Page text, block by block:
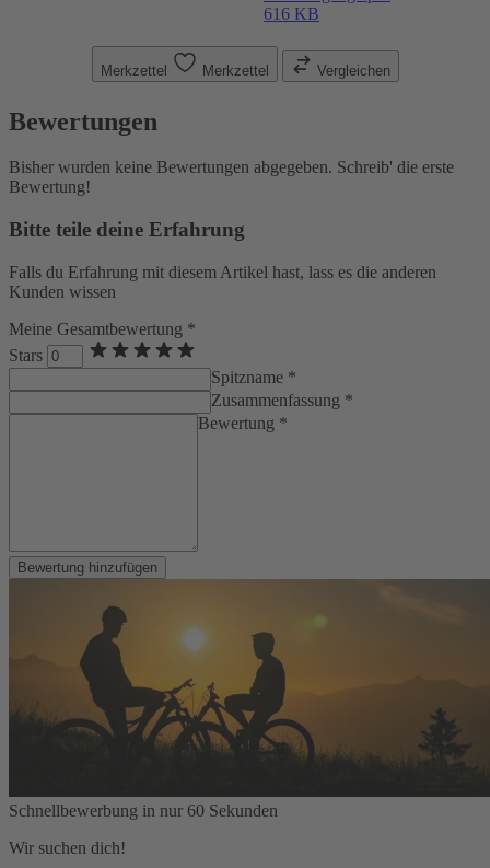
616 KB
Merkzettel Merkzettel Vergleichen
Bewertungen
Bisher wurden keine Bewertungen abgegeben. Schreib' die erste
Bewertung!
Bitte teile deine Erfahrung
Falls du Erfahrung mit diesem Artikel hast, lass es die anderen
Kunden wissen
Meine Gesamtbewertung *
Stars
Spitzname *
Zusammenfassung *
Bewertung *
Bewertung hinzufügen
Schnellbewerbung in nur 60 Sekunden
Wir suchen dich!